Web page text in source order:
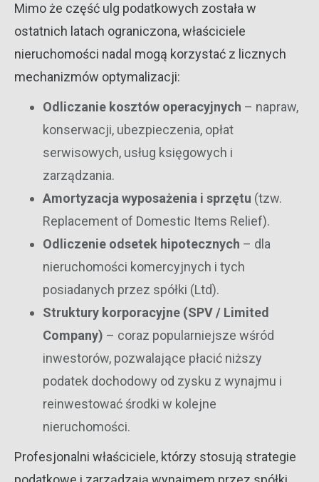
Mimo że część ulg podatkowych została w
ostatnich latach ograniczona, właściciele
nieruchomości nadal mogą korzystać z licznych
mechanizmów optymalizacji:
Odliczanie kosztów operacyjnych – napraw,
konserwacji, ubezpieczenia, opłat
serwisowych, usług księgowych i
zarządzania.
Amortyzacja wyposażenia i sprzętu (tzw.
Replacement of Domestic Items Relief).
Odliczenie odsetek hipotecznych – dla
nieruchomości komercyjnych i tych
posiadanych przez spółki (Ltd).
Struktury korporacyjne (SPV / Limited
Company) – coraz popularniejsze wśród
inwestorów, pozwalające płacić niższy
podatek dochodowy od zysku z wynajmu i
reinwestować środki w kolejne
nieruchomości.
Profesjonalni właściciele, którzy stosują strategie